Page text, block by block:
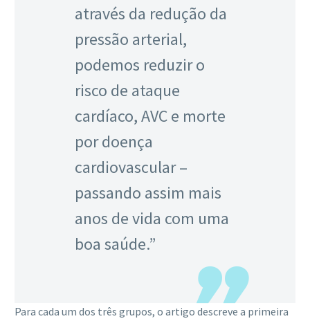
através da redução da
pressão arterial,
podemos reduzir o
risco de ataque
cardíaco, AVC e morte
por doença
cardiovascular –
passando assim mais
anos de vida com uma
boa saúde.”
Para cada um dos três grupos, o artigo descreve a primeira